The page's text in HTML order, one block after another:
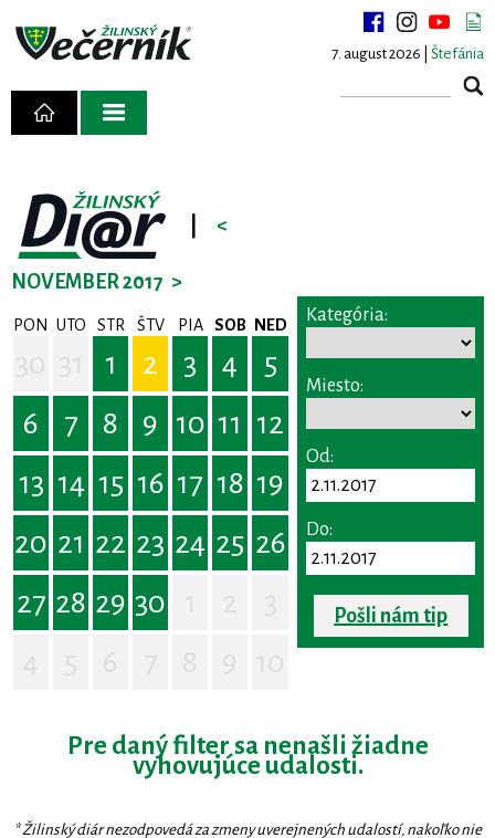
7. august 2026 | Štefánia
<
NOVEMBER 2017 >
PON UTO STR ŠTV PIA SOB NED
1 2 3 4
5
6
7 8 9 10 11 12
13 14 15 16 17 18 19
20 21 22 23 24 25 26
27 28 29 30
Kategória:
Miesto:
Od:
Do:
Pošli nám tip
Pre daný filter sa nenašli žiadne
vyhovujúce udalosti.
* Žilinský diár nezodpovedá za zmeny uverejnených udalostí, nakoľko nie